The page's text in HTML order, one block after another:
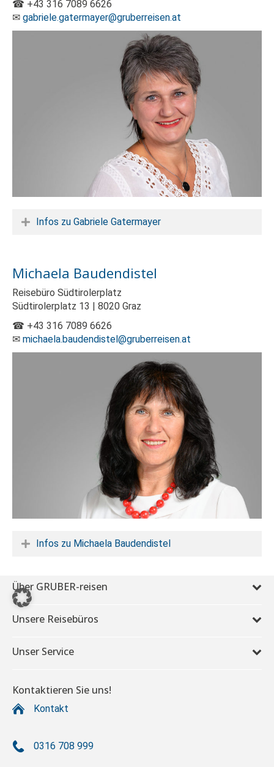
☎ +43 316 7089 6626
✉ gabriele.gatermayer@gruberreisen.at
Infos zu Gabriele Gatermayer
Michaela Baudendistel
Reisebüro Südtirolerplatz
Südtirolerplatz 13 | 8020 Graz
☎ +43 316 7089 6626
✉ michaela.baudendistel@gruberreisen.at
Infos zu Michaela Baudendistel
Über GRUBER-reisen
Unsere Reisebüros
Unser Service
Kontaktieren Sie uns!
Kontakt
0316 708 999